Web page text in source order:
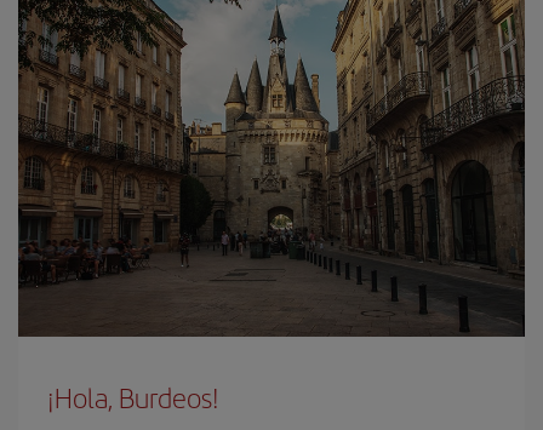
¡Hola, Burdeos!